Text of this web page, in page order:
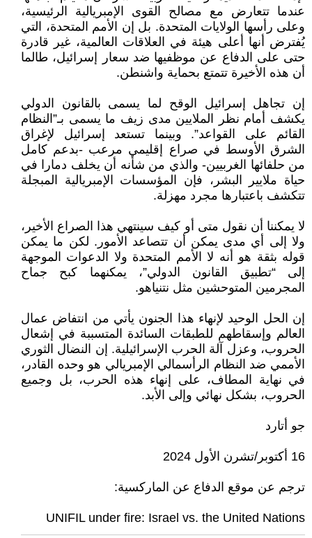
عندما تتعارض مع مصالح القوى الإمبريالية الرئيسية،
وعلى رأسها الولايات المتحدة. بل إن الأمم المتحدة، التي
يُفترض أنها أعلى هيئة في العلاقات العالمية، غير قادرة
حتى على الدفاع عن موظفيها ضد سعار إسرائيل، طالما
أن هذه الأخيرة تتمتع بحماية واشنطن.
إن تجاهل إسرائيل الوقح لما يسمى بالقانون الدولي
يكشف أمام نظر الملايين مدى زيف ما يسمى بـ”النظام
القائم على القواعد”. وبينما تستعد إسرائيل لإغراق
الشرق الأوسط في صراع إقليمي مرعب -بدعم كامل
من حلفائها الغربيين- والذي من شأنه أن يخلف دمارا في
حياة ملايير البشر، فإن المؤسسات الإمبريالية المبجلة
تتكشف باعتبارها مجرد مهزلة.
لا يمكننا أن نقول متى أو كيف سينتهي هذا الصراع الأخير،
ولا إلى أي مدى يمكن أن تتصاعد الأمور. لكن ما يمكن
قوله بثقة هو أنه لا الأمم المتحدة ولا الدعوات الموجهة
إلى “تطبيق القانون الدولي”، يمكنهما كبح جماح
المجرمين المتوحشين مثل نتنياهو.
إن الحل الوحيد لإنهاء هذا الجنون يأتي من انتفاض عمال
العالم وإسقاطهم للطبقات السائدة المتسببة في إشعال
الحروب، وعزل آلة الحرب الإسرائيلية. إن النضال الثوري
الأممي ضد النظام الرأسمالي الإمبريالي هو وحده القادر،
في نهاية المطاف، على إنهاء هذه الحرب، بل وجميع
الحروب، بشكل نهائي وإلى الأبد.
جو أتارد
16 أكتوبر/تشرن الأول 2024
ترجم عن موقع الدفاع عن الماركسية:
UNIFIL under fire: Israel vs. the United Nations